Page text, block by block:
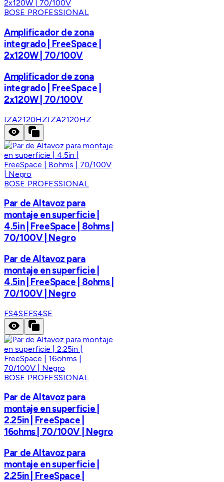
BOSE PROFESSIONAL
Amplificador de zona
integrado | FreeSpace |
2x120W | 70/100V
Amplificador de zona
integrado | FreeSpace |
2x120W | 70/100V
IZA2120HZIZA2120HZ
BOSE PROFESSIONAL
Par de Altavoz para
montaje en superficie |
4.5in | FreeSpace | 8ohms |
70/100V | Negro
Par de Altavoz para
montaje en superficie |
4.5in | FreeSpace | 8ohms |
70/100V | Negro
FS4SEFS4SE
BOSE PROFESSIONAL
Par de Altavoz para
montaje en superficie |
2.25in | FreeSpace |
16ohms | 70/100V | Negro
Par de Altavoz para
montaje en superficie |
2.25in | FreeSpace |